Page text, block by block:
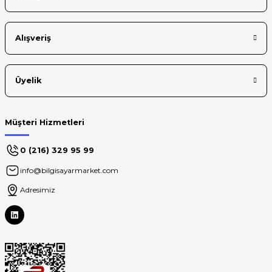
Alışveriş
Üyelik
Müşteri Hizmetleri
0 (216) 329 95 99
info@bilgisayarmarket.com
Adresimiz